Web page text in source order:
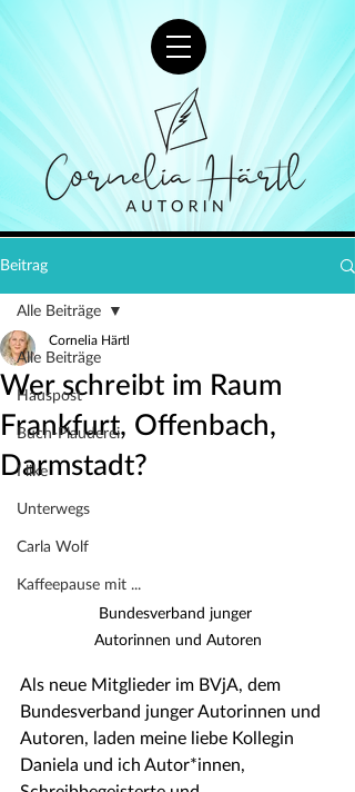
Beitrag
Alle Beiträge
Hauspost
Buch-Plauderei
I like
Unterwegs
Carla Wolf
Kaffeepause mit ...
Alle Beiträge
Wer schreibt im Raum
Frankfurt, Offenbach,
Darmstadt?
Cornelia Härtl
Bundesverband junger
Autorinnen und Autoren
Als neue Mitglieder im BVjA, dem
Bundesverband junger Autorinnen und
Autoren, laden meine liebe Kollegin
Daniela und ich Autor*innen,